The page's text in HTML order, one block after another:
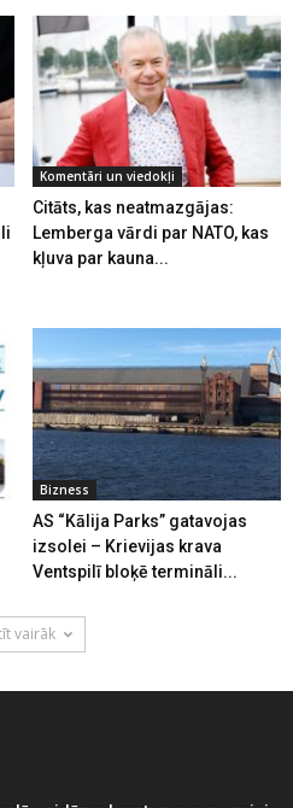
Komentāri un viedokļi
Citāts, kas neatmazgājas:
Lemberga vārdi par NATO, kas
kļuva par kauna...
Bizness
AS “Kālija Parks” gatavojas
izsolei – Krievijas krava
Ventspilī bloķē termināli...
vairāk